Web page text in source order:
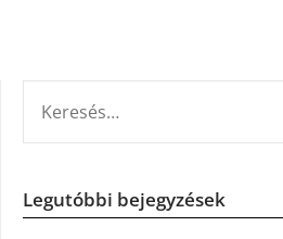
Legutóbbi bejegyzések